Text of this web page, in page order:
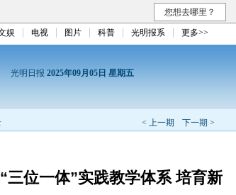
您想去哪里？
娱 电视 图片 科普 光明报系 更多>>
光明日报 2025年09月05日 星期五
< 上一期 下一期 >
三位一体”实践教学体系 培育新